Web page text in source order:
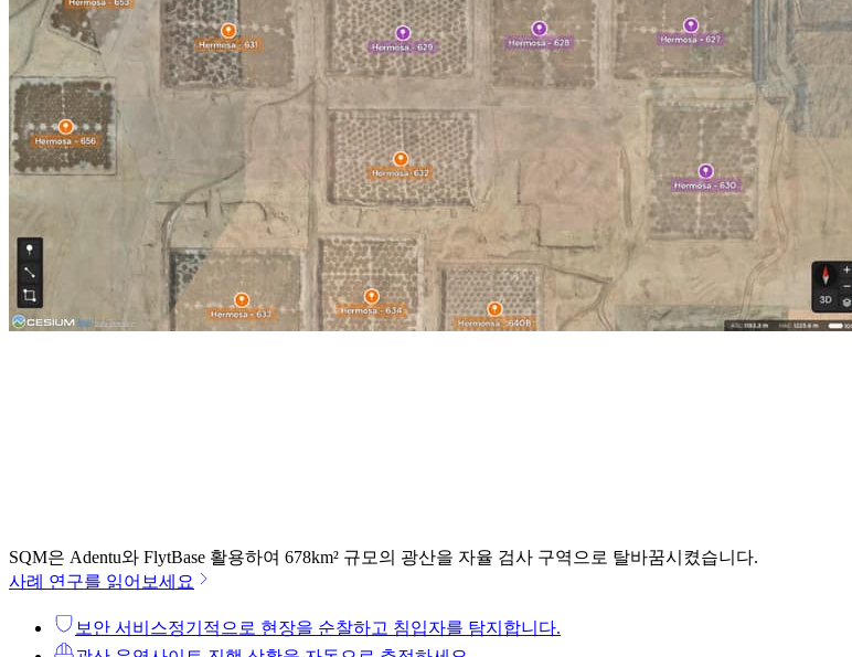
SQM은 Adentu와 FlytBase 활용하여 678km² 규모의 광산을 자율 검사 구역으로 탈바꿈시켰습니다.
사례 연구를 읽어보세요
보안 서비스정기적으로 현장을 순찰하고 침입자를 탐지합니다.